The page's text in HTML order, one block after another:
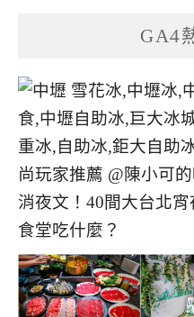
GA4
消夜文！40間大台北
食堂吃什麼？